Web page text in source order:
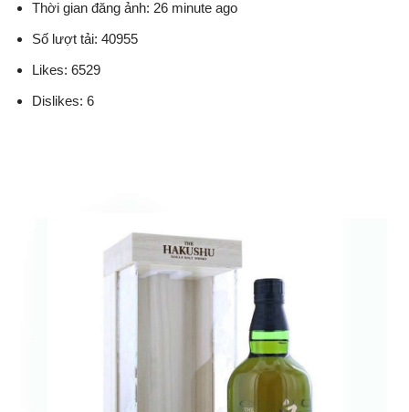
Thời gian đăng ảnh: 26 minute ago
Số lượt tải: 40955
Likes: 6529
Dislikes: 6